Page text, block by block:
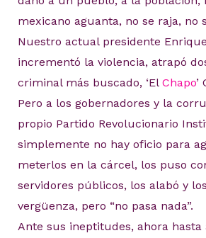
mexicano aguanta, no se raja, no
Nuestro actual presidente Enrique
incrementó la violencia, atrapó
criminal más buscado, ‘El Chapo’
Pero a los gobernadores y la
propio Partido Revolucionario
simplemente no hay oficio para
meterlos en la cárcel, los puso
servidores públicos, los alabó y
vergüenza, pero “no pasa nada”.
Ante sus ineptitudes, ahora hasta